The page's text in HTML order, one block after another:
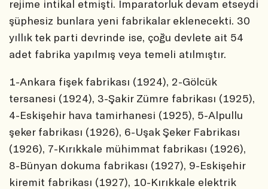
rejime intikal etmişti. İmparatorluk devam etseydi
şüphesiz bunlara yeni fabrikalar eklenecekti. 30
yıllık tek parti devrinde ise, çoğu devlete ait 54
adet fabrika yapılmış veya temeli atılmıştır.
1-Ankara fişek fabrikası (1924), 2-Gölcük
tersanesi (1924), 3-Şakir Zümre fabrikası (1925),
4-Eskişehir hava tamirhanesi (1925), 5-Alpullu
şeker fabrikası (1926), 6-Uşak Şeker Fabrikası
(1926), 7-Kırıkkale mühimmat fabrikası (1926),
8-Bünyan dokuma fabrikası (1927), 9-Eskişehir
kiremit fabrikası (1927), 10-Kırıkkale elektrik